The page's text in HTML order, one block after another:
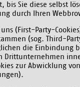
bis Sie diese selbst
durch Ihren
(First-Party-
(sog. Third-
die Einbindung
Drittunternehmen
zur Abwicklung von